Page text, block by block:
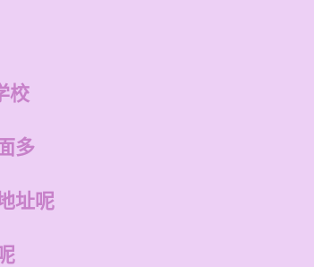
校
多
址呢